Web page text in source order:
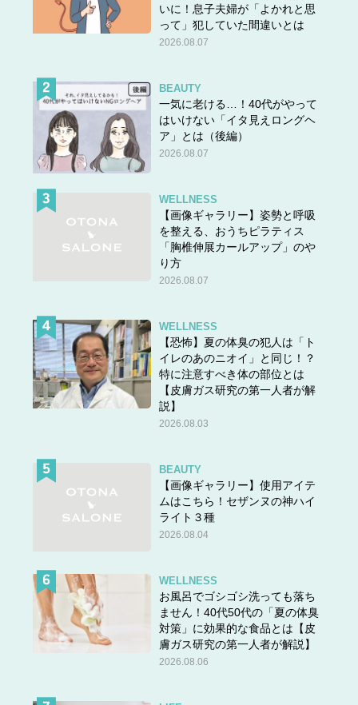
いに！息子夫婦が「よかれと思
って」犯していた間違いとは
2026.08.07
BEAUTY
一気に老ける…！40代がやって
はいけない「イタ見えロングヘ
ア」とは（後編）
2026.08.07
WELLNESS
【画像ギャラリー】姿勢と呼吸
を整える、おうちピラティス
「胸椎伸展カールアップ」のや
り方
2026.08.07
WELLNESS
【恐怖】夏の体臭の犯人は「ト
イレのあのニオイ」と同じ！？
特に注意すべき体の部位とは
【皮膚ガス研究の第一人者が解
説】
2026.08.03
BEAUTY
【画像ギャラリー】使用アイテ
ムはこちら！セザンヌの神ハイ
ライト３種
2026.08.04
WELLNESS
お風呂でゴシゴシ洗っても落ち
ません！40代50代の「夏の体臭
対策」に効果的な食品とは【皮
膚ガス研究の第一人者が解説】
2026.08.06